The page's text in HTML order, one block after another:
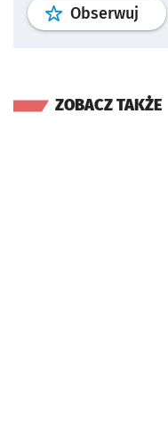
Obserwuj profil
ZOBACZ TAKŻE